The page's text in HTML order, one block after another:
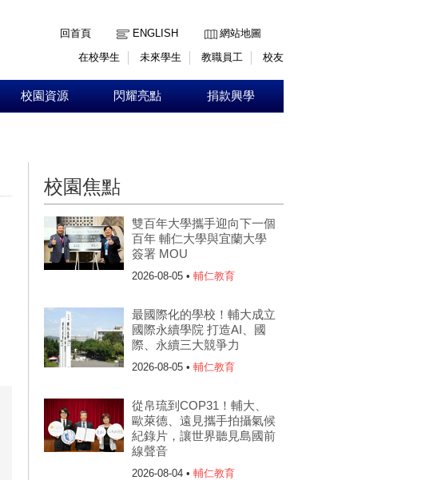
回首頁
ENGLISH
網站地圖
在校學生
未來學生 教職員工 校友
校園資源 閃耀亮點 捐款興學
校園焦點
雙百年大學攜手迎向下一個
百年 輔仁大學與宜蘭大學
簽署 MOU
2026-08-05 • 輔仁教育
最國際化的學校！輔大成立
國際永續學院 打造AI、國
際、永續三大競爭力
2026-08-05 • 輔仁教育
從帛琉到COP31！輔大、
歐萊德、遠見攜手拍攝氣候
紀錄片，讓世界聽見島國前
線聲音
2026-08-04 • 輔仁教育